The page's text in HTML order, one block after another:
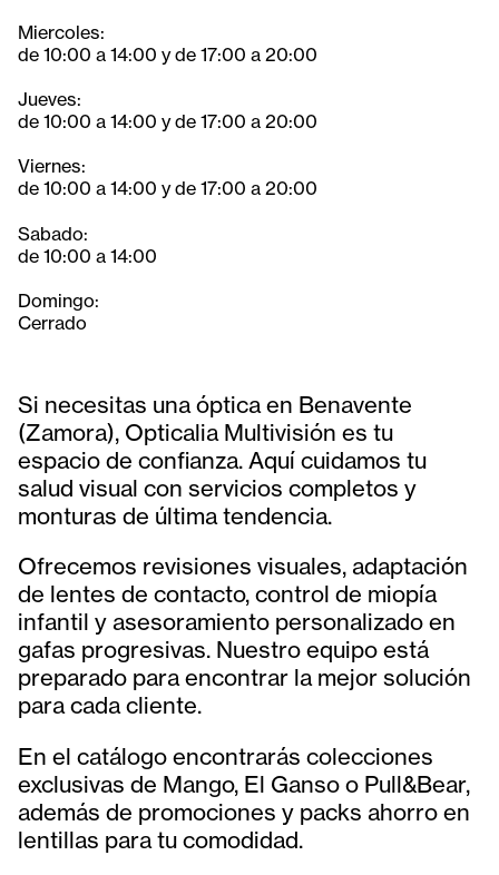
Miercoles:
de 10:00 a 14:00 y de 17:00 a 20:00
Jueves:
de 10:00 a 14:00 y de 17:00 a 20:00
Viernes:
de 10:00 a 14:00 y de 17:00 a 20:00
Sabado:
de 10:00 a 14:00
Domingo:
Cerrado
Si necesitas una óptica en Benavente
(Zamora), Opticalia Multivisión es tu
espacio de confianza. Aquí cuidamos tu
salud visual con servicios completos y
monturas de última tendencia.
Ofrecemos revisiones visuales, adaptación
de lentes de contacto, control de miopía
infantil y asesoramiento personalizado en
gafas progresivas. Nuestro equipo está
preparado para encontrar la mejor solución
para cada cliente.
En el catálogo encontrarás colecciones
exclusivas de Mango, El Ganso o Pull&Bear,
además de promociones y packs ahorro en
lentillas para tu comodidad.